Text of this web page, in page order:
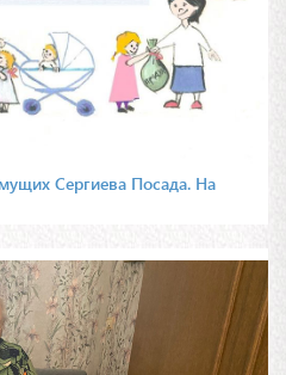
Сергиева Посада. На